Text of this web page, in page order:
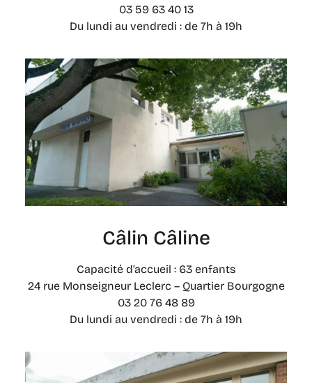
03 59 63 40 13
Du lundi au vendredi : de 7h à 19h
Câlin Câline
Capacité d’accueil : 63 enfants
24 rue Monseigneur Leclerc – Quartier Bourgogne
03 20 76 48 89
Du lundi au vendredi : de 7h à 19h